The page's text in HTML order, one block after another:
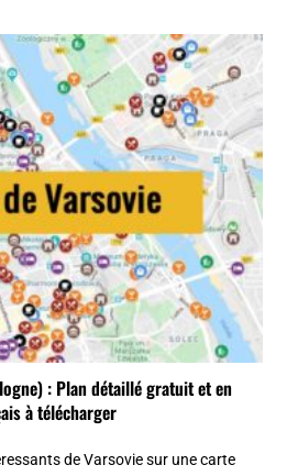
: Plan détaillé gratuit et en
à télécharger
de Varsovie sur une carte